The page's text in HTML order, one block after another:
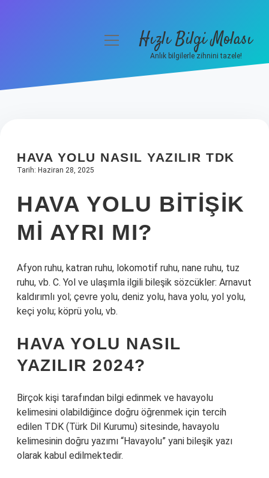
Hakkımızda
menüyüHızlı Bilgi Molası
Anlık bilgilerle zihnini tazele!
HAVA YOLU NASIL YAZILIR TDK
Tarih: Haziran 28, 2025
HAVA YOLU BITIŞIK
MI AYRI MI?
Afyon ruhu, katran ruhu, lokomotif ruhu, nane ruhu, tuz
ruhu, vb. C. Yol ve ulaşımla ilgili bileşik sözcükler: Arnavut
kaldırımlı yol; çevre yolu, deniz yolu, hava yolu, yol yolu,
keçi yolu; köprü yolu, vb.
HAVA YOLU NASIL
YAZILIR 2024?
Birçok kişi tarafından bilgi edinmek ve havayolu
kelimesini olabildiğince doğru öğrenmek için tercih
edilen TDK (Türk Dil Kurumu) sitesinde, havayolu
kelimesinin doğru yazımı “Havayolu” yani bileşik yazı
olarak kabul edilmektedir.